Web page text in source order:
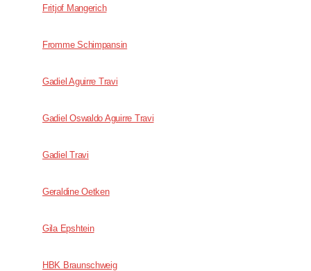
Fritjof Mangerich
Fromme Schimpansin
Gadiel Aguirre Travi
Gadiel Oswaldo Aguirre Travi
Gadiel Travi
Geraldine Oetken
Gila Epshtein
HBK Braunschweig